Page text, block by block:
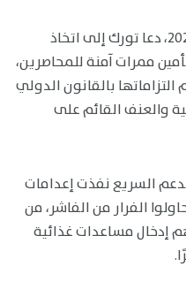
وفي بيان يوم الاثنين 27 أكتوبر 2025، دعا تورك إلى اتخاذ
ممرات آمنة للمحاصرين،
بالقانون الدولي
والعنف القائم على
السريع نفذت إعدامات
الفرار من الفاشر، من
إدخال مساعدات غذائية